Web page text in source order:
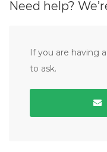
Need help?
If you are having
to ask.